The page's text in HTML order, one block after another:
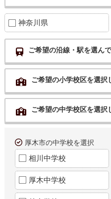
神奈川県
ご希望の沿線・駅を選ん
ご希望の小学校区を選択
ご希望の中学校区を選択
厚木市の中学校を選択
相川中学校
厚木中学校